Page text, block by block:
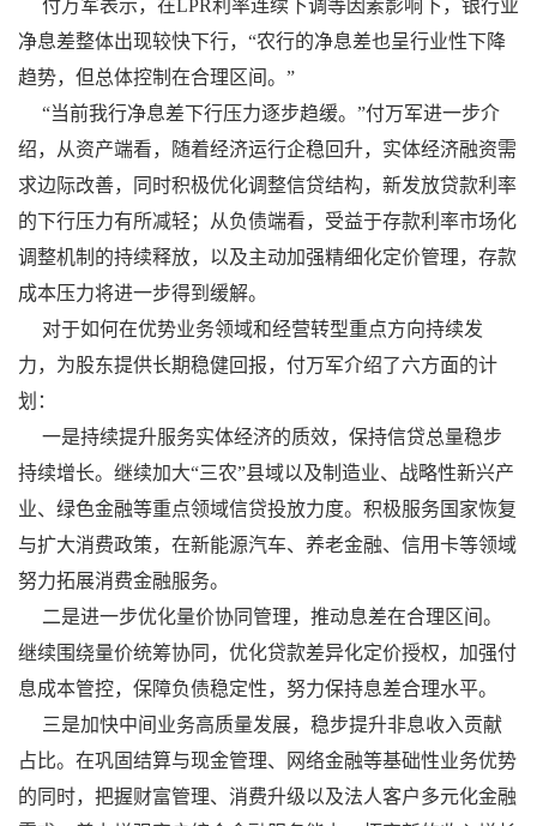
付万军表示，在LPR利率连续下调等因素影响下，银行业
净息差整体出现较快下行，“农行的净息差也呈行业性下降
趋势，但总体控制在合理区间。”
“当前我行净息差下行压力逐步趋缓。”付万军进一步介
绍，从资产端看，随着经济运行企稳回升，实体经济融资需
求边际改善，同时积极优化调整信贷结构，新发放贷款利率
的下行压力有所减轻；从负债端看，受益于存款利率市场化
调整机制的持续释放，以及主动加强精细化定价管理，存款
成本压力将进一步得到缓解。
对于如何在优势业务领域和经营转型重点方向持续发
力，为股东提供长期稳健回报，付万军介绍了六方面的计
划：
一是持续提升服务实体经济的质效，保持信贷总量稳步
持续增长。继续加大“三农”县域以及制造业、战略性新兴产
业、绿色金融等重点领域信贷投放力度。积极服务国家恢复
与扩大消费政策，在新能源汽车、养老金融、信用卡等领域
努力拓展消费金融服务。
二是进一步优化量价协同管理，推动息差在合理区间。
继续围绕量价统筹协同，优化贷款差异化定价授权，加强付
息成本管控，保障负债稳定性，努力保持息差合理水平。
三是加快中间业务高质量发展，稳步提升非息收入贡献
占比。在巩固结算与现金管理、网络金融等基础性业务优势
的同时，把握财富管理、消费升级以及法人客户多元化金融